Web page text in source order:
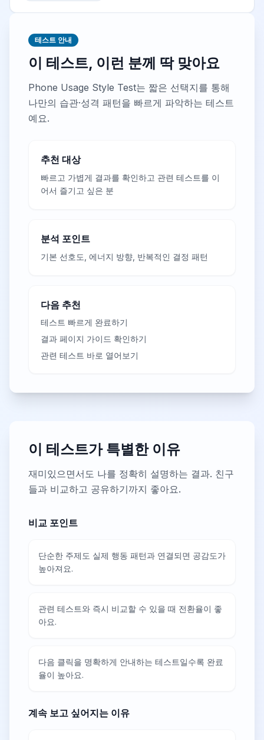
테스트 안내
이 테스트, 이런 분께 딱 맞아요
Phone Usage Style Test는 짧은 선택지를 통해
나만의 습관·성격 패턴을 빠르게 파악하는 테스트
예요.
추천 대상
빠르고 가볍게 결과를 확인하고 관련 테스트를 이
어서 즐기고 싶은 분
분석 포인트
기본 선호도, 에너지 방향, 반복적인 결정 패턴
다음 추천
테스트 빠르게 완료하기
결과 페이지 가이드 확인하기
관련 테스트 바로 열어보기
이 테스트가 특별한 이유
재미있으면서도 나를 정확히 설명하는 결과. 친구
들과 비교하고 공유하기까지 좋아요.
비교 포인트
단순한 주제도 실제 행동 패턴과 연결되면 공감도가
높아져요.
관련 테스트와 즉시 비교할 수 있을 때 전환율이 좋
아요.
다음 클릭을 명확하게 안내하는 테스트일수록 완료
율이 높아요.
계속 보고 싶어지는 이유